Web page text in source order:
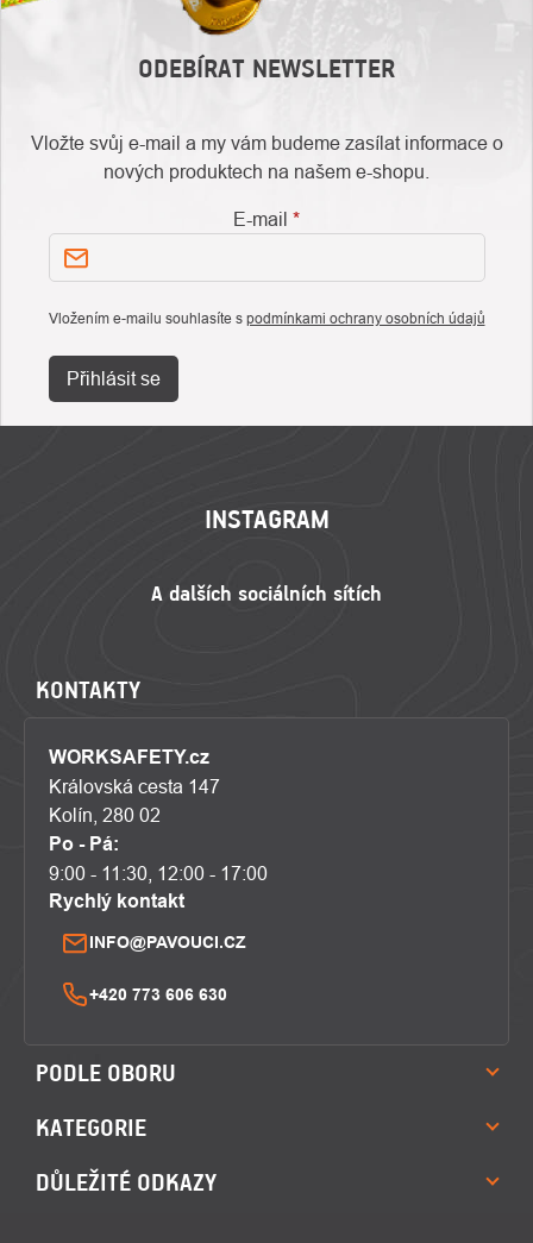
ODEBÍRAT NEWSLETTER
Vložte svůj e-mail a my vám budeme zasílat informace o
nových produktech na našem e-shopu.
E-mail
Vložením e-mailu souhlasíte s podmínkami ochrany osobních údajů
Přihlásit se
INSTAGRAM
KONTAKTY
WORKSAFETY.cz
Královská cesta 147
Kolín, 280 02
Po - Pá:
9:00 - 11:30, 12:00 - 17:00
Rychlý kontakt
INFO@PAVOUCI.CZ
+420 773 606 630
PODLE OBORU
KATEGORIE
DŮLEŽITÉ ODKAZY